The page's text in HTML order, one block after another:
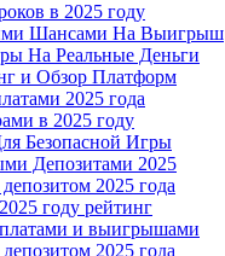
в 2025 году
Шансами На Выигрыш
На Реальные Деньги
и Обзор Платформ
2025 года
в 2025 году
Безопасной Игры
Депозитами 2025
2025 года
году рейтинг
и выигрышами
2025 года